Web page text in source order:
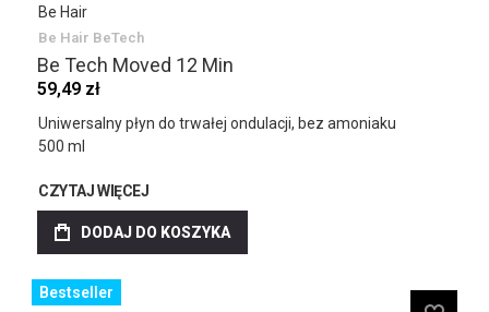
Be Hair
Be Hair BeTech
Be Tech Moved 12 Min
59,49 zł
Uniwersalny płyn do trwałej ondulacji, bez amoniaku
500 ml
CZYTAJ WIĘCEJ
DODAJ DO KOSZYKA
Bestseller